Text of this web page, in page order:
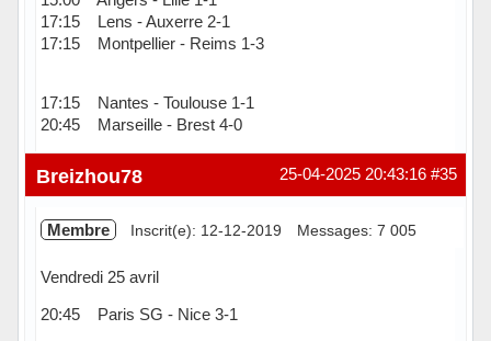
17:15 Lens - Auxerre 2-1
17:15 Montpellier - Reims 1-3
17:15 Nantes - Toulouse 1-1
20:45 Marseille - Brest 4-0
Hors ligne #35
25-04-2025 20:43:16
Breizhou78
Membre Inscrit(e): 12-12-2019 Messages: 7 005
Vendredi 25 avril
20:45 Paris SG - Nice 3-1